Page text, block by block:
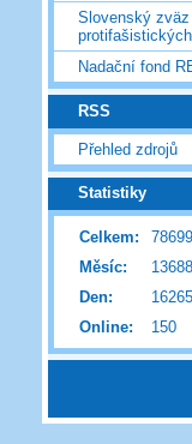
Slovenský zväz
Nadační fond
RSS
Přehled zdrojů
Statistiky
Online: 150
Celkem:
Měsíc:
Den:
16265